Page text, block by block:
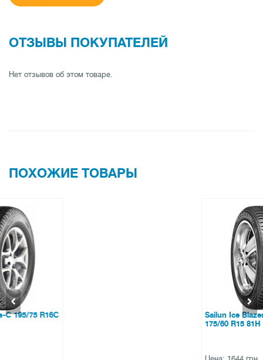
ОТЗЫВЫ ПОКУПАТЕЛЕЙ
Нет отзывов об этом товаре.
ПОХОЖИЕ ТОВАРЫ